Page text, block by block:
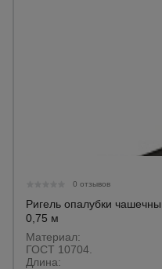
0 отзывов
Ригель опалубки
0,75 м
Материал:
ГОСТ 10704.
Длина: